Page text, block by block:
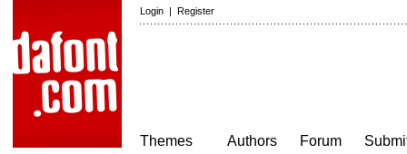
Login | Register
Themes
Authors
Forum